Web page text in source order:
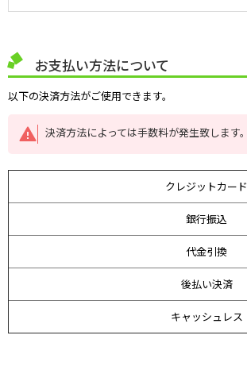
お支払い方法について
以下の決済方法がご使用できます。
決済方法によっては手数料が発生致します。
クレジットカード
銀行振込
代金引換
後払い決済
キャッシュレス